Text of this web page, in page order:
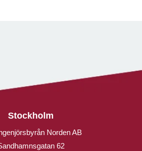
Stockholm
Norden AB
62